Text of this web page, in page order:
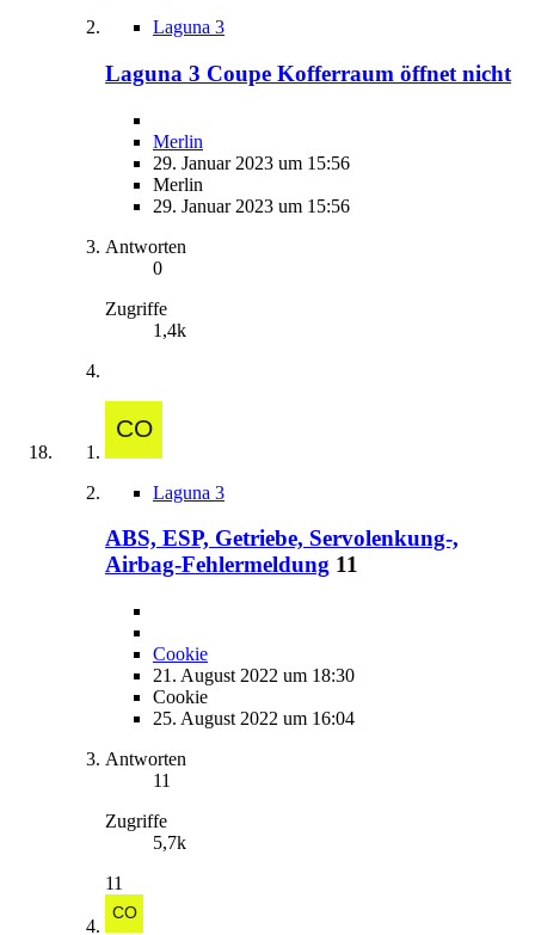
Laguna 3
Laguna 3 Coupe Kofferraum öffnet nicht
Merlin
29. Januar 2023 um 15:56
Merlin
29. Januar 2023 um 15:56
Antworten
0
Zugriffe
1,4k
Laguna 3
ABS, ESP, Getriebe, Servolenkung-,
Airbag-Fehlermeldung 11
Cookie
21. August 2022 um 18:30
Cookie
25. August 2022 um 16:04
Antworten
11
Zugriffe
5,7k
11